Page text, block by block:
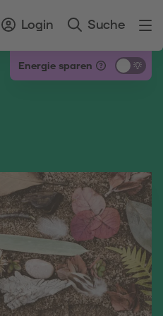
Login Suche
Energie sparen